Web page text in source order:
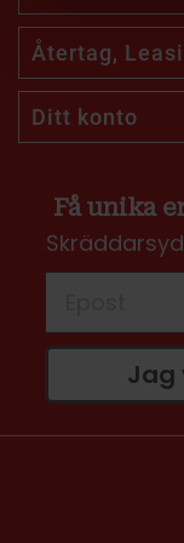
Återtag,
Ditt konto
Få unika
Jag